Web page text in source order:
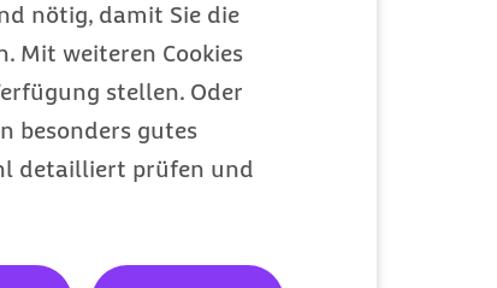
nötig, damit Sie die
Mit weiteren Cookies
stellen. Oder
besonders gutes
detailliert prüfen und